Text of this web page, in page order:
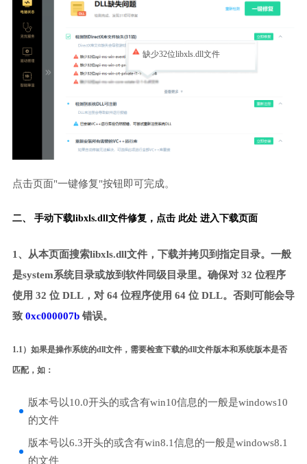
缺少32位libxls.dll文件
点击页面"一键修复"按钮即可完成。
二、 手动下载libxls.dll文件修复， 点击 此处 进入下载页面
1、从本页面搜索libxls.dll文件，下载并拷贝到指定目录。一般
是system系统目录或放到软件同级目录里。确保对 32 位程序
使用 32 位 DLL，对 64 位程序使用 64 位 DLL。否则可能会导
致 0xc000007b错误。
1.1）如果是操作系统的dll文件，需要检查下载的dll文件版本和系统版本是否
匹配，如：
版本号以10.0开头的或含有win10信息的一般是windows10
的文件
版本号以6.3开头的或含有win8.1信息的一般是windows8.1
的文件